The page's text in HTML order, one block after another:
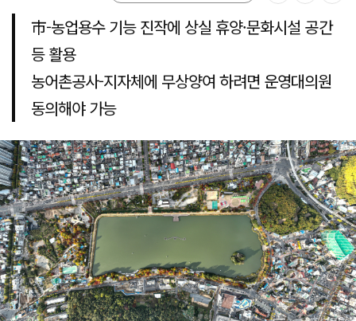
市-농업용수 기능 진작에 상실 휴양·문화시설 공간
등 활용
농어촌공사-지자체에 무상양여 하려면 운영대의원
동의해야 가능